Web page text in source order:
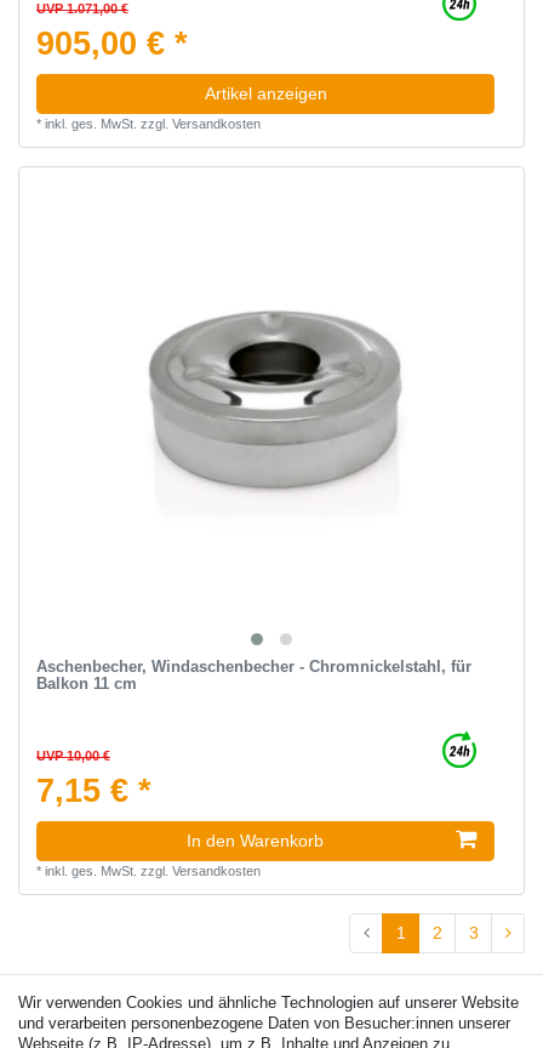
UVP 1.071,00 €
905,00 € *
Artikel anzeigen
* inkl. ges. MwSt. zzgl. Versandkosten
Aschenbecher, Windaschenbecher - Chromnickelstahl, für
Balkon 11 cm
UVP 10,00 €
7,15 € *
In den Warenkorb
* inkl. ges. MwSt. zzgl. Versandkosten
1 2 3
Wir verwenden Cookies und ähnliche Technologien auf unserer Website
und verarbeiten personenbezogene Daten von Besucher:innen unserer
Webseite (z.B. IP-Adresse), um z.B. Inhalte und Anzeigen zu